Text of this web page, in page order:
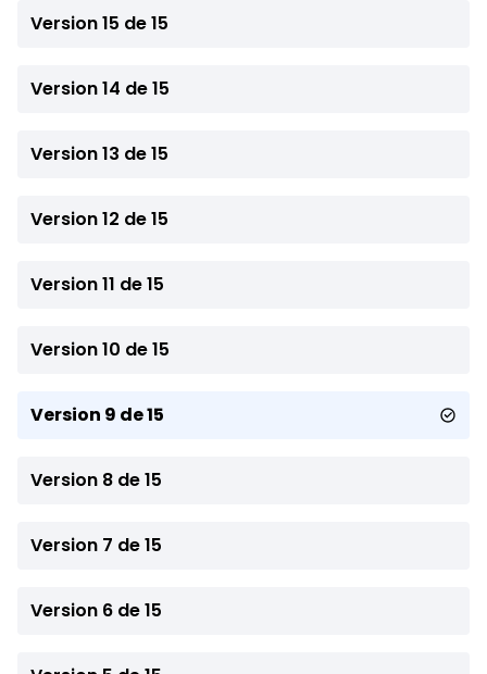
Version 15 de 15
Version 14 de 15
Version 13 de 15
Version 12 de 15
Version 11 de 15
Version 10 de 15
Version 9 de 15
Version 8 de 15
Version 7 de 15
Version 6 de 15